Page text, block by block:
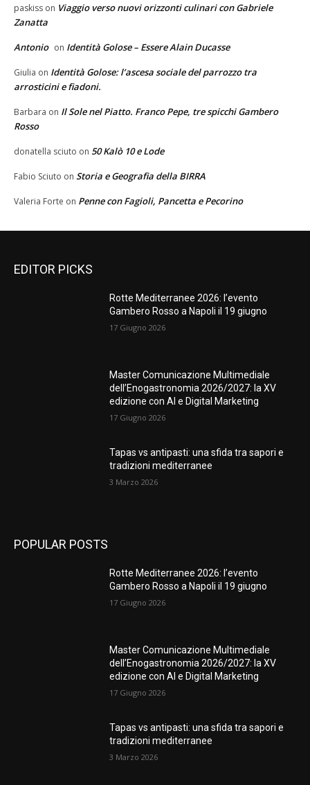
paskiss on Viaggio verso nuovi orizzonti culinari con Gabriele
Zanatta
Antonio on Identità Golose – Essere Alain Ducasse
Giulia on Identità Golose: l’ascesa sociale del parrozzo tra
arrosticini e fiadoni.
Barbara on Il Sole nel Piatto. Franco Pepe, tre spicchi Gambero
Rosso
donatella sciuto on 50 Kalò 10 e Lode
Fabio Sciuto on Storia e Geografia della BIRRA
Valeria Forte on Penne con Fagioli, Pancetta e Pecorino
EDITOR PICKS
Rotte Mediterranee 2026: l’evento
Gambero Rosso a Napoli il 19 giugno
17 Giugno 2026
Master Comunicazione Multimediale
dell’Enogastronomia 2026/2027: la XV
edizione con AI e Digital Marketing
17 Giugno 2026
Tapas vs antipasti: una sfida tra sapori e
tradizioni mediterranee
3 Marzo 2026
POPULAR POSTS
Rotte Mediterranee 2026: l’evento
Gambero Rosso a Napoli il 19 giugno
17 Giugno 2026
Master Comunicazione Multimediale
dell’Enogastronomia 2026/2027: la XV
edizione con AI e Digital Marketing
17 Giugno 2026
Tapas vs antipasti: una sfida tra sapori e
tradizioni mediterranee
3 Marzo 2026